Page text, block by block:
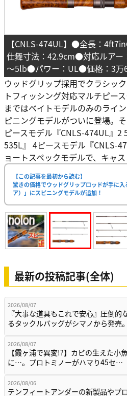
【CNLS-474UL】●全長：
仕舞寸法：42.9cm●対応ルア
～5lb●パワー：UL●価格：3万
ウッドグリップ採用でクラシッ
トフィッシング対応マルチピー
まではベイトモデルのみのライ
ピニングモデルがついに登場。
ピースモデル『CNLS-474UL』2
535L』 4ピースモデル『CNLS-
ョートスペックモデルで、キャ
【この記事を最初から読む】
驚きの価格でウッドグリップロッドが手に
ア）」にスピニングモデルが追加！
最新の投稿記事(全体)
2026/08/07
『大事な道具もこれで安心』圧倒的
るタックルバッグがシマノから発売
2026/08/07
【霞ヶ浦で異変!?】カビの生えた小
に…。プロトミノーがハマり45セ…
2026/08/06
テンフィートアンダーの新製品やプ